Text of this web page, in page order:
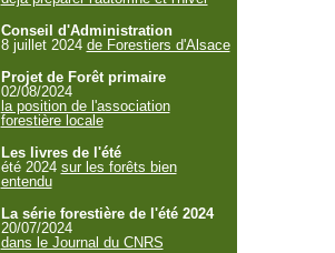
Conseil d'Administration
8 juillet 2024 de Forestiers d'Alsace
Projet de Forêt primaire
02/08/2024
la position de l'association
forestière locale
Les livres de l'été
été 2024 sur les forêts bien
entendu
La série forestière de l'été 2024
20/07/2024
dans le Journal du CNRS